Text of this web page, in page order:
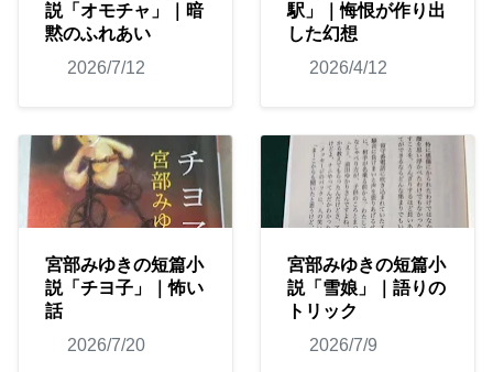
説「オモチャ」｜暗
黙のふれあい
2026/7/12
駅」｜悔恨が作り出
した幻想
2026/4/12
宮部みゆきの短篇小
説「チヨ子」｜怖い
話
2026/7/20
宮部みゆきの短篇小
説「雪娘」｜語りの
トリック
2026/7/9